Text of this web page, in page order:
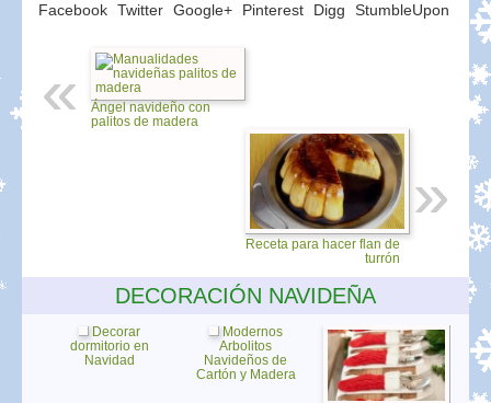
Facebook Twitter Google+ Pinterest Digg StumbleUpon
Ángel navideño con
palitos de madera
Receta para hacer flan de
turrón
DECORACIÓN NAVIDEÑA
Decorar
dormitorio en
Navidad
Modernos
Arbolitos
Navideños de
Cartón y Madera